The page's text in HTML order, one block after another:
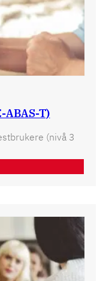
ABAS-T)
(nivå 3